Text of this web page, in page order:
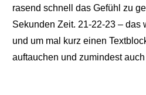
rasend schnell das Gefühl zu
Sekunden Zeit. 21-22-23 – das
und um mal kurz einen
auftauchen und zumindest